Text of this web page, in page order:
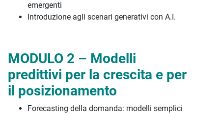
emergenti
Introduzione agli scenari generativi con A.I.
MODULO 2 – Modelli
predittivi per la crescita e per
il posizionamento
Forecasting della domanda: modelli semplici